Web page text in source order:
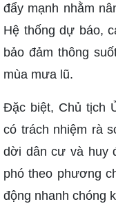
đẩy mạnh nhằm
Hệ thống dự báo,
bảo đảm thông
mùa mưa lũ.
Đặc biệt, Chủ tịch
có trách nhiệm rà
dời dân cư và huy
phó theo phương
động nhanh chóng